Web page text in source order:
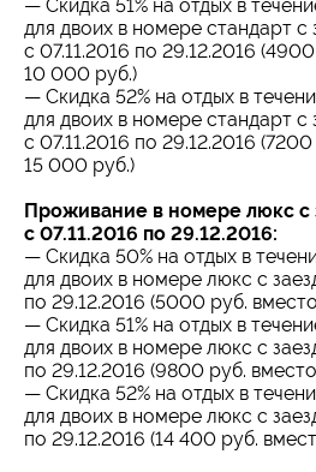
— Скидка 51% на отдых в
для двоих в номере стандарт с
с 07.11.2016 по 29.12.2016
10 000 руб.)
— Скидка 52% на отдых в
для двоих в номере стандарт с
с 07.11.2016 по 29.12.2016
15 000 руб.)
Проживание в номере люкс с
с 07.11.2016 по 29.12.2016:
— Скидка 50% на отдых в
для двоих в номере люкс с
по 29.12.2016 (5000 руб.
— Скидка 51% на отдых в
для двоих в номере люкс с
по 29.12.2016 (9800 руб.
— Скидка 52% на отдых в
для двоих в номере люкс с
по 29.12.2016 (14 400 руб.